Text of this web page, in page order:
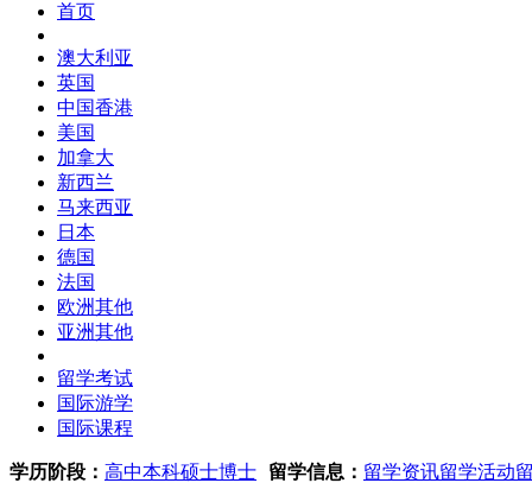
首页
澳大利亚
英国
中国香港
美国
加拿大
新西兰
马来西亚
日本
德国
法国
欧洲其他
亚洲其他
留学考试
国际游学
国际课程
学历阶段： 高中本科硕士博士 留学信息： 留学资讯留学活动